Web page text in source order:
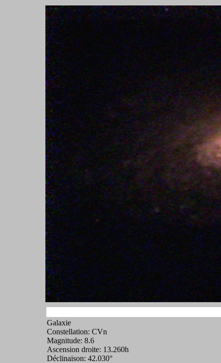
Galaxie
Constellation: CVn
Magnitude: 8.6
Ascension droite: 13.260h
Déclinaison: 42.030°